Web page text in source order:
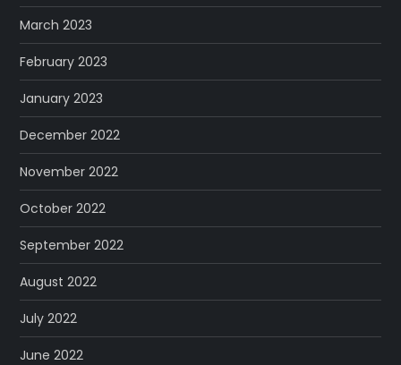
March 2023
February 2023
January 2023
December 2022
November 2022
October 2022
September 2022
August 2022
July 2022
June 2022